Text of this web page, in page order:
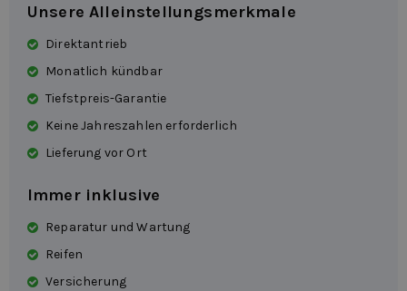
Unsere Alleinstellungsmerkmale
Direktantrieb
Monatlich kündbar
Tiefstpreis-Garantie
Keine Jahreszahlen erforderlich
Lieferung vor Ort
Immer inklusive
Reparatur und Wartung
Reifen
Versicherung